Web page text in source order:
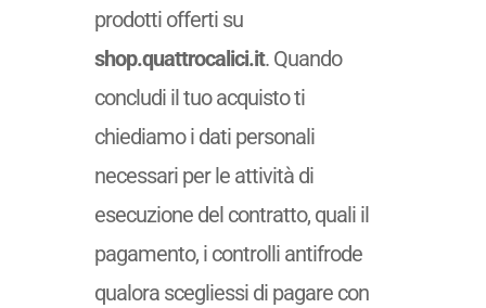
prodotti offerti su
shop.quattrocalici.it. Quando
concludi il tuo acquisto ti
chiediamo i dati personali
necessari per le attività di
esecuzione del contratto, quali il
pagamento, i controlli antifrode
qualora scegliessi di pagare con